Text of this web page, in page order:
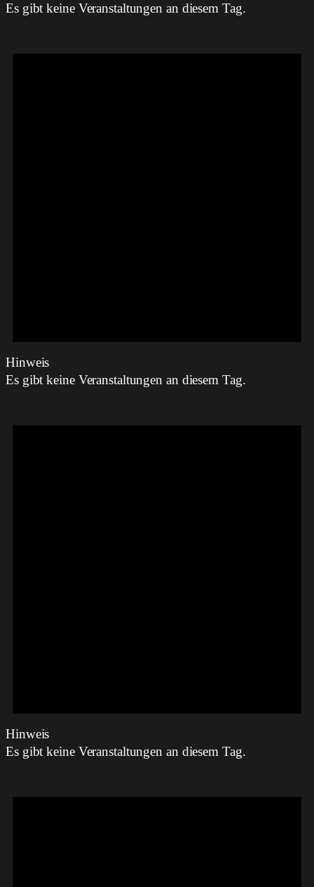
Es gibt keine Veranstaltungen an diesem Tag.
Hinweis
Es gibt keine Veranstaltungen an diesem Tag.
Hinweis
Es gibt keine Veranstaltungen an diesem Tag.